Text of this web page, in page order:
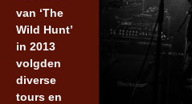
van ‘The
Wild Hunt’
in 2013
volgden
diverse
tours en